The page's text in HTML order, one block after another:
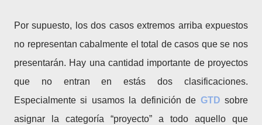
Por supuesto, los dos casos extremos arriba expuestos
no representan cabalmente el total de casos que se nos
presentarán. Hay una cantidad importante de proyectos
que no entran en estás dos clasificaciones.
Especialmente si usamos la definición de GTD sobre
asignar la categoría “proyecto” a todo aquello que